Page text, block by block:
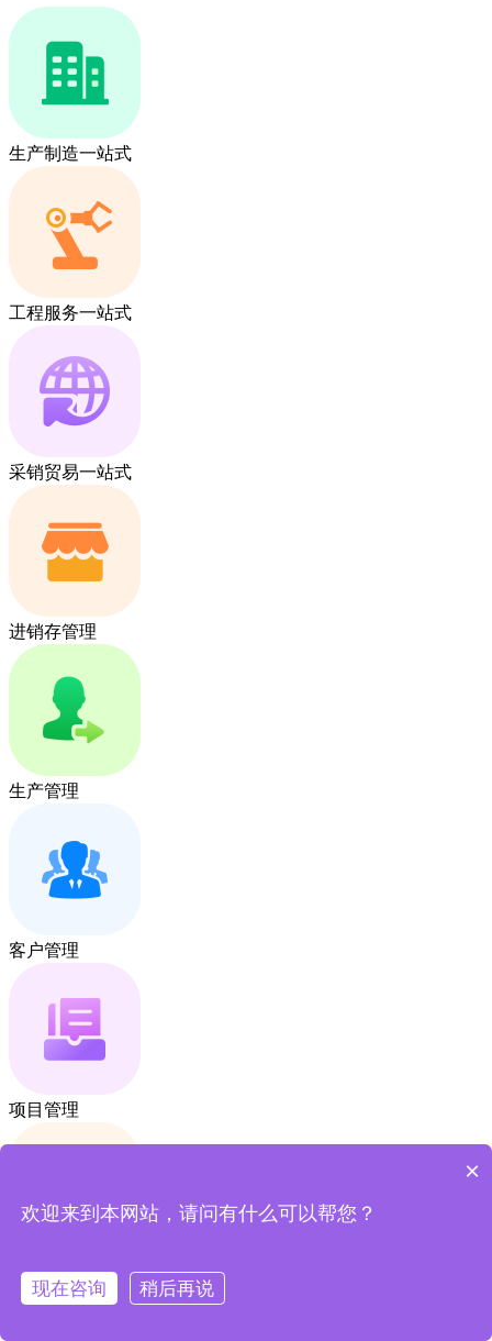
生产制造一站式
工程服务一站式
采销贸易一站式
进销存管理
生产管理
客户管理
项目管理
合同账款
×
欢迎来到本网站，请问有什么可以帮您？
现在咨询 稍后再说